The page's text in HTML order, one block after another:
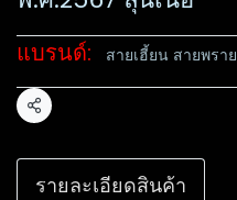
แบรนด์: สายเฮี้ยน สายพราย
แชร์
รายละเอียดสินค้า